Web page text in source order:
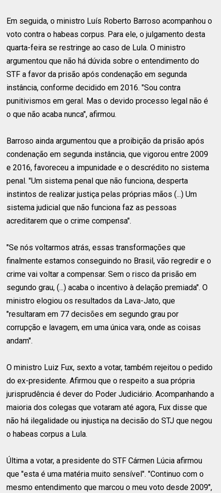
Em seguida, o ministro Luís Roberto Barroso acompanhou o
voto contra o habeas corpus. Para ele, o julgamento desta
quarta-feira se restringe ao caso de Lula. O ministro
argumentou que não há dúvida sobre o entendimento do
STF a favor da prisão após condenação em segunda
instância, conforme decidido em 2016. "Sou contra
punitivismos em geral. Mas o devido processo legal não é
o que não acaba nunca", afirmou.
Barroso ainda argumentou que a proibição da prisão após
condenação em segunda instância, que vigorou entre 2009
e 2016, favoreceu a impunidade e o descrédito no sistema
penal. "Um sistema penal que não funciona, desperta
instintos de realizar justiça pelas próprias mãos (...) Um
sistema judicial que não funciona faz as pessoas
acreditarem que o crime compensa".
"Se nós voltarmos atrás, essas transformações que
finalmente estamos conseguindo no Brasil, vão regredir e o
crime vai voltar a compensar. Sem o risco da prisão em
segundo grau, (...) acaba o incentivo à delação premiada". O
ministro elogiou os resultados da Lava-Jato, que
"resultaram em 77 decisões em segundo grau por
corrupção e lavagem, em uma única vara, onde as coisas
andam".
O ministro Luiz Fux, sexto a votar, também rejeitou o pedido
do ex-presidente. Afirmou que o respeito a sua própria
jurisprudência é dever do Poder Judiciário. Acompanhando a
maioria dos colegas que votaram até agora, Fux disse que
não há ilegalidade ou injustiça na decisão do STJ que negou
o habeas corpus a Lula.
Última a votar, a presidente do STF Cármen Lúcia afirmou
que "esta é uma matéria muito sensível". "Continuo com o
mesmo entendimento que marcou o meu voto desde 2009",